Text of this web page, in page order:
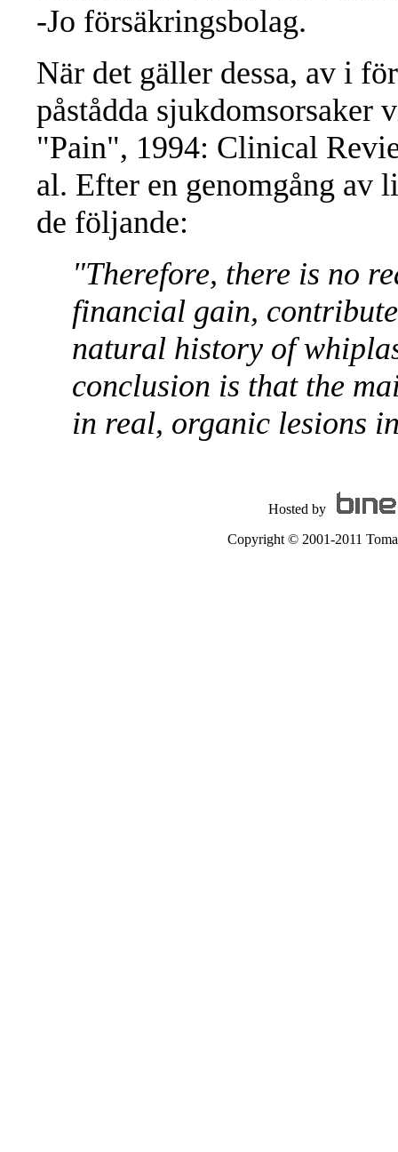
-Jo försäkringsbolag.
När det gäller dessa, av i
påstådda
"Pain", 1994: Clinical
al. Efter en genomgång av
de följande:
"Therefore, there is no
financial gain,
natural history of
conclusion is that the
in real, organic lesions
Hosted by
Copyright © 2001-2011